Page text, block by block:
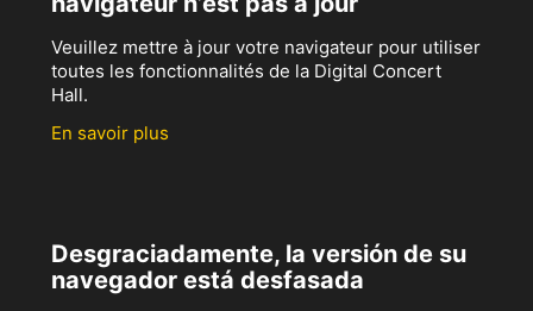
Veuillez mettre à jour votre navigateur pour utiliser
toutes les fonctionnalités de la Digital Concert
Hall.
En savoir plus
Desgraciadamente, la versión de su
navegador está desfasada